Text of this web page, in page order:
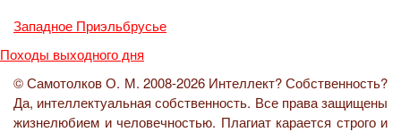
Западное Приэльбрусье
Походы выходного дня
© Самотолков О. М. 2008-2026 Интеллект? Собственность?
Да, интеллектуальная собственность. Все права защищены
жизнелюбием и человечностью. Плагиат карается строго и